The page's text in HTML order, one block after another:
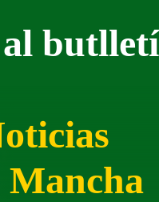
butlletí